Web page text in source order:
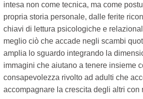
intesa non come tecnica, ma come
propria storia personale, dalle ferite
chiavi di lettura psicologiche e
meglio ciò che accade negli scambi
amplia lo sguardo integrando la
immagini che aiutano a tenere insieme
consapevolezza rivolto ad adulti che
accompagnare la crescita degli altri